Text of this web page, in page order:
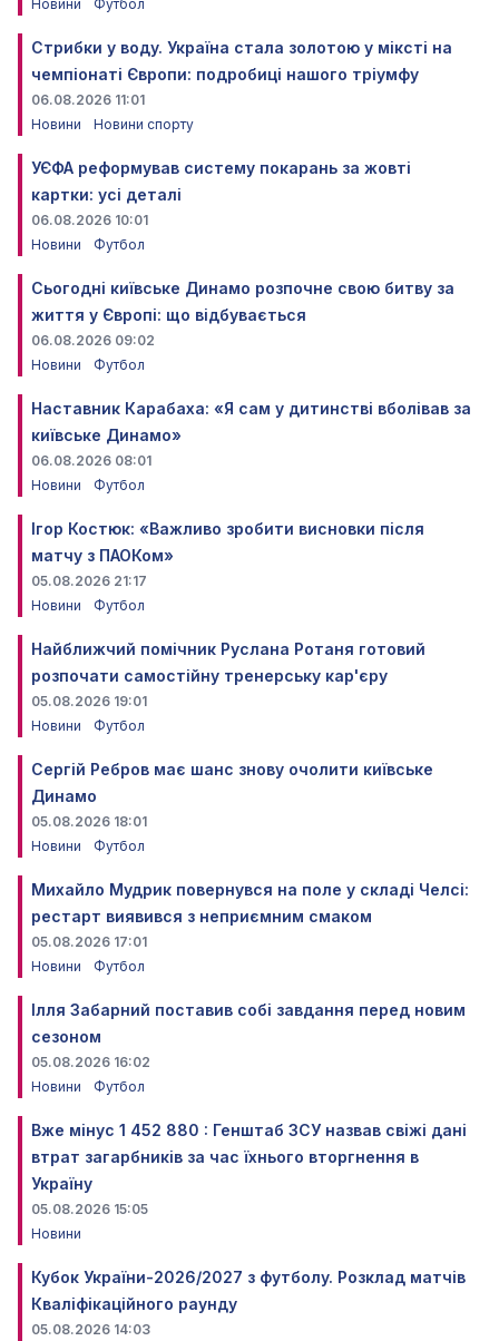
Новини Футбол
Стрибки у воду. Україна стала золотою у міксті на
чемпіонаті Європи: подробиці нашого тріумфу
06.08.2026 11:01
Новини
Новини спорту
УЄФА реформував систему покарань за жовті
картки: усі деталі
06.08.2026 10:01
Новини
Футбол
Сьогодні київське Динамо розпочне свою битву за
життя у Європі: що відбувається
06.08.2026 09:02
Новини
Футбол
Наставник Карабаха: «Я сам у дитинстві вболівав за
київське Динамо»
06.08.2026 08:01
Новини
Футбол
Ігор Костюк: «Важливо зробити висновки після
матчу з ПАОКом»
05.08.2026 21:17
Новини
Футбол
Найближчий помічник Руслана Ротаня готовий
розпочати самостійну тренерську кар'єру
05.08.2026 19:01
Новини
Футбол
Сергій Ребров має шанс знову очолити київське
Динамо
05.08.2026 18:01
Новини
Футбол
Михайло Мудрик повернувся на поле у складі Челсі:
рестарт виявився з неприємним смаком
05.08.2026 17:01
Новини
Футбол
Ілля Забарний поставив собі завдання перед новим
сезоном
05.08.2026 16:02
Новини
Футбол
Вже мінус 1 452 880 : Генштаб ЗСУ назвав свіжі дані
втрат загарбників за час їхнього вторгнення в
Україну
05.08.2026 15:05
Новини
Кубок України-2026/2027 з футболу. Розклад матчів
Кваліфікаційного раунду
05.08.2026 14:03